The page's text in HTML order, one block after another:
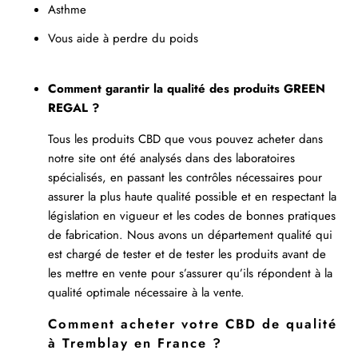
Asthme
Vous aide à perdre du poids
Comment garantir la qualité des produits GREEN
REGAL ?
Tous les produits CBD que vous pouvez acheter dans
notre site ont été analysés dans des laboratoires
spécialisés, en passant les contrôles nécessaires pour
assurer la plus haute qualité possible et en respectant la
législation en vigueur et les codes de bonnes pratiques
de fabrication. Nous avons un département qualité qui
est chargé de tester et de tester les produits avant de
les mettre en vente pour s’assurer qu’ils répondent à la
qualité optimale nécessaire à la vente.
Comment acheter votre CBD de qualité
à Tremblay en France ?